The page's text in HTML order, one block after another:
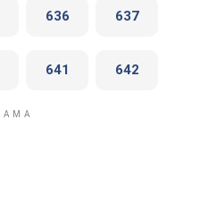
636 637
641 642